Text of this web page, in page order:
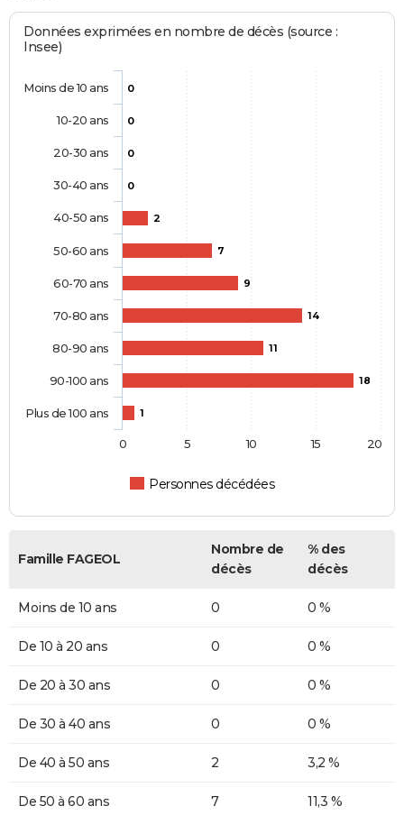
Données exprimées en nombre de décès (source :
Insee)
0
0
0
0
2
7
9
14
11
18
1
Personnes décédées
Moins de 10 ans
10-20 ans
20-30 ans
30-40 ans
40-50 ans
50-60 ans
60-70 ans
70-80 ans
80-90 ans
90-100 ans
Plus de 100 ans
0 5 10 15 20
Famille FAGEOL
Nombre de
décès
% des
décès
Moins de 10 ans 0 0 %
De 10 à 20 ans 0 0 %
De 20 à 30 ans 0 0 %
De 30 à 40 ans 0 0 %
De 40 à 50 ans 2 3,2 %
De 50 à 60 ans 7 11,3 %